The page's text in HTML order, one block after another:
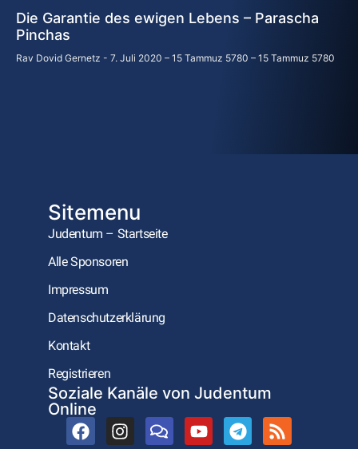
Die Garantie des ewigen Lebens – Parascha
Pinchas
Rav Dovid Gernetz 7. Juli 2020 – 15 Tammuz 5780 – 15 Tammuz 5780
Sitemenu
Judentum – Startseite
Alle Sponsoren
Impressum
Datenschutzerklärung
Kontakt
Registrieren
Soziale Kanäle von Judentum
Online